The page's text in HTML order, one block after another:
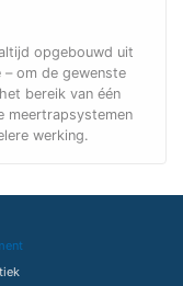
opgebouwd uit
om de gewenste
bereik van één
meertrapsystemen
werking.